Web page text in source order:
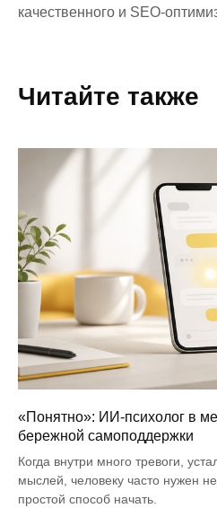
качественного и SEO-
Читайте также
«Понятно»: ИИ-психолог в
бережной самоподдержки
Когда внутри много тревоги,
мыслей, человеку часто нужен
простой способ начать.